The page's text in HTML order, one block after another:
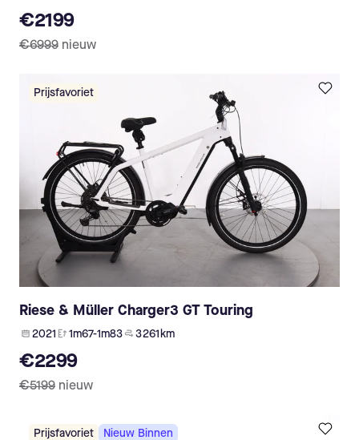
€2199
€6999 nieuw
Prijsfavoriet
Riese & Müller Charger3 GT Touring
2021 1m67-1m83 3 261 km
€2299
€5199 nieuw
Prijsfavoriet Nieuw Binnen